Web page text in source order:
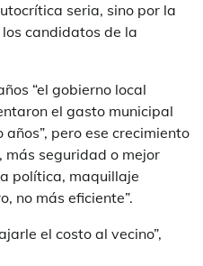
seria, sino por la
candidatos de la
“el gobierno local
el gasto municipal
pero ese crecimiento
más seguridad o mejor
política, maquillaje
no más eficiente”.
el costo al vecino”,